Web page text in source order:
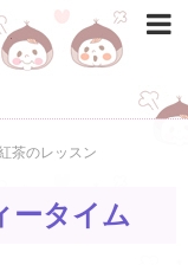
茶のレッスン
ータイム